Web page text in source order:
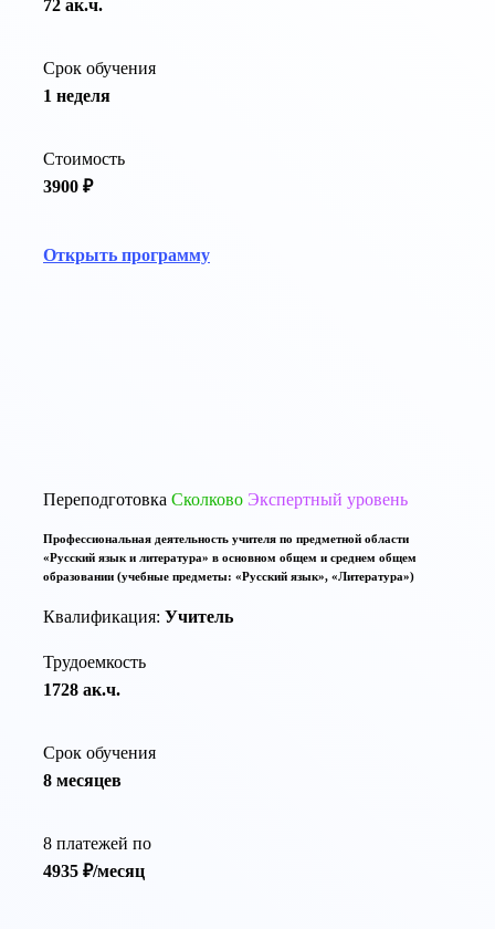
72 ак.ч.
Срок обучения
1 неделя
Стоимость
3900 ₽
Открыть программу
Переподготовка Сколково Экспертный уровень
Профессиональная деятельность учителя по предметной области
«Русский язык и литература» в основном общем и среднем общем
образовании (учебные предметы: «Русский язык», «Литература»)
Квалификация: Учитель
Трудоемкость
1728 ак.ч.
Срок обучения
8 месяцев
8 платежей по
4935 ₽/месяц